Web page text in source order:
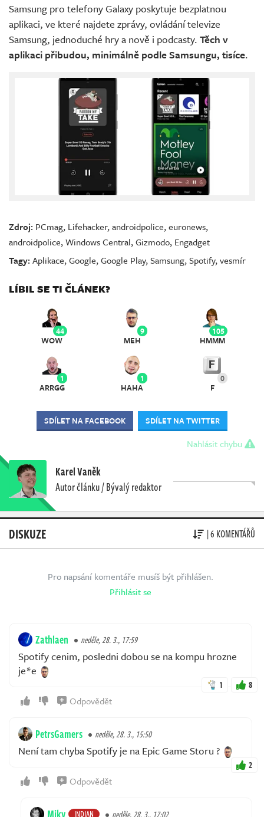
Samsung pro telefony Galaxy poskytuje bezplatnou
aplikaci, ve které najdete zprávy, ovládání televize
Samsung, jednoduché hry a nově i podcasty. Těch v
aplikaci přibudou, minimálně podle Samsungu, tisíce.
Zdroj: PCmag, Lifehacker,androidpolice,euronews,
androidpolice,Windows Central,Gizmodo, Engadget
Tagy:Aplikace,Google,Google Play,Samsung,Spotify,vesmír
LÍBIL SE TI ČLÁNEK?
44
WOW
9
MEH
105
HMMM
1
ARRGG
1
HAHA
0
F
SDÍLET NA FACEBOOK SDÍLET NA TWITTER
Nahlásit chybu
Karel Vaněk
Autor článku / Bývalý redaktor
DISKUZE | 6 KOMENTÁŘŮ
Pro napsání komentáře musíš být přihlášen.
Přihlásit se
Zathlaen neděle, 28. 3., 17:59
Spotify cenim, posledni dobou se na kompu hrozne
je*e
1 8
Odpovědět
PetrsGamers neděle, 28. 3., 15:50
Není tam chyba Spotify je na Epic Game Storu ?
2
Odpovědět
INDIAN